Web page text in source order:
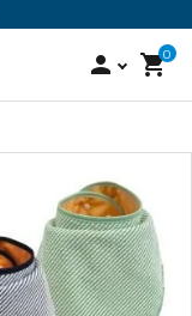
person 0
shopping_cart